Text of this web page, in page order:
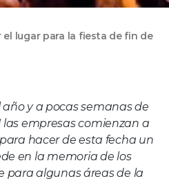
lugar para la fiesta de fin de
y a pocas semanas de
las empresas comienzan a
hacer de esta fecha un
en la memoria de los
para algunas áreas de la